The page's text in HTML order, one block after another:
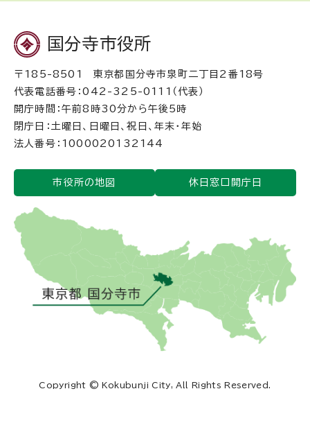
国分寺市役所
〒185-8501 東京都国分寺市泉町二丁目2番18号
代表電話番号：042-325-0111（代表）
開庁時間：午前8時30分から午後5時
閉庁日：土曜日、日曜日、祝日、年末・年始
法人番号：1000020132144
市役所の地図 休日窓口開庁日
Copyright © Kokubunji City, All Rights Reserved.